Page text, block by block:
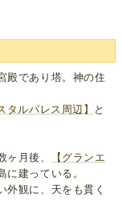
殿であり塔。神の住
タルパレス周辺】
と
月後、
【グランエ
建っている。
外観に、天をも貫く